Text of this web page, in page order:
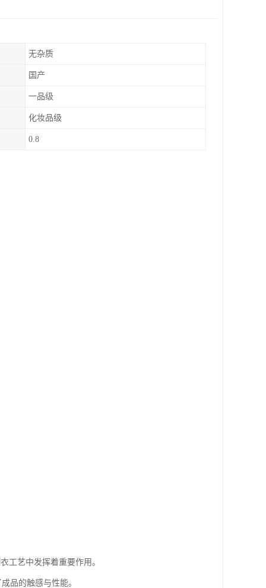
无杂质
国产
一品级
化妆品级
0.8
工艺中发挥着重要作用。
品的触感与性能。